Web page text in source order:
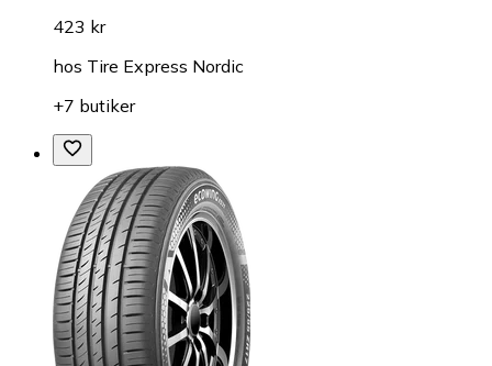
423 kr
hos Tire Express Nordic
+7 butiker